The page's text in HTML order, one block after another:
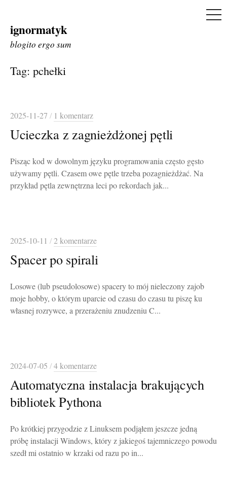
Skip
to
ignormatyk
blogito ergo sum
Tag: pchełki
2025-11-27 / 1 komentarz
Ucieczka z zagnieżdżonej pętli
Pisząc kod w dowolnym języku programowania często gęsto
używamy pętli. Czasem owe pętle trzeba pozagnieżdżać. Na
przykład pętla zewnętrzna leci po rekordach jak...
2025-10-11 /2 komentarze
Spacer po spirali
Losowe (lub pseudolosowe) spacery to mój nieleczony zajob
moje hobby, o którym uparcie od czasu do czasu tu piszę ku
własnej rozrywce, a przerażeniu znudzeniu C...
2024-07-05 /4 komentarze
Automatyczna instalacja brakujących
bibliotek Pythona
Po krótkiej przygodzie z Linuksem podjąłem jeszcze jedną
próbę instalacji Windows, który z jakiegoś tajemniczego powodu
szedł mi ostatnio w krzaki od razu po in...